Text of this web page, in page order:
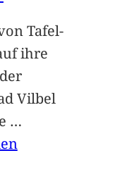
Tafel-
ihre
Vilbel
…